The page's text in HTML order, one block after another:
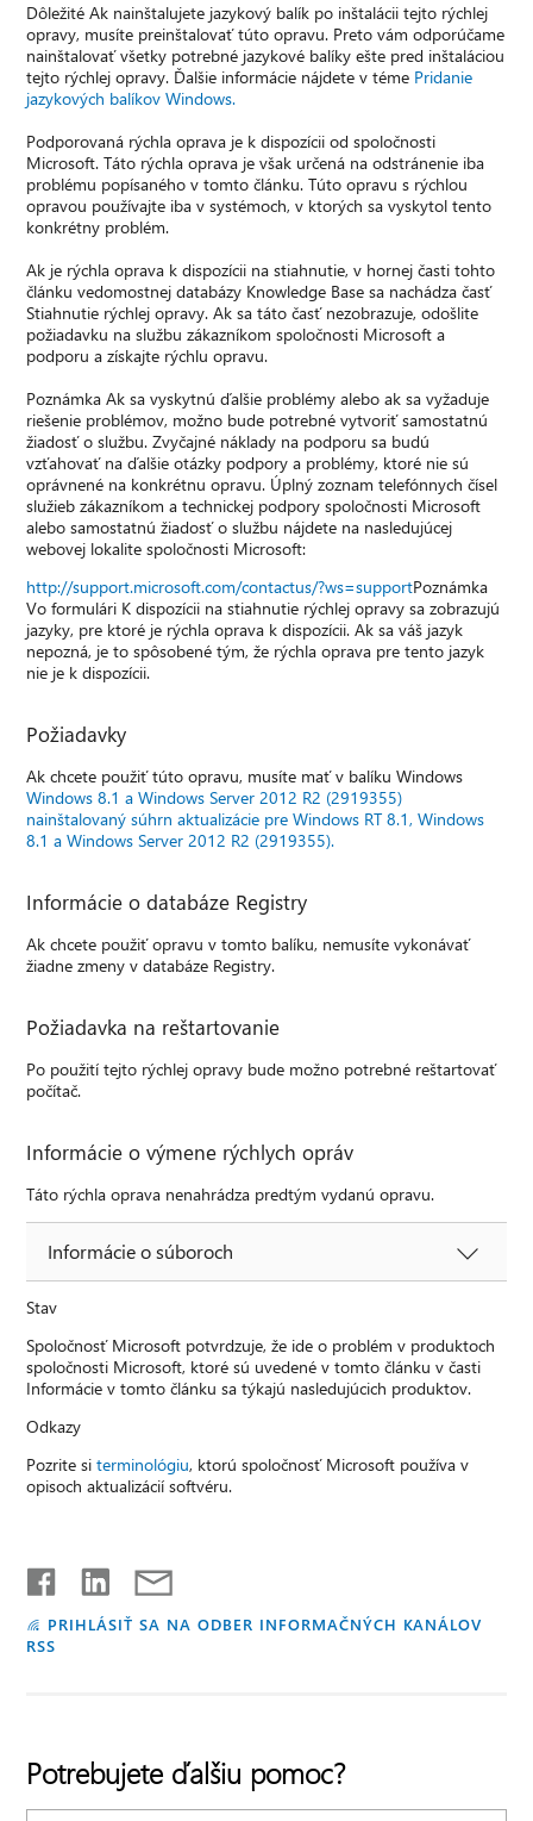
Dôležité Ak nainštalujete jazykový balík po inštalácii tejto rýchlej
opravy, musíte preinštalovať túto opravu. Preto vám odporúčame
nainštalovať všetky potrebné jazykové balíky ešte pred inštaláciou
tejto rýchlej opravy. Ďalšie informácie nájdete v téme Pridanie
jazykových balíkov Windows.
Podporovaná rýchla oprava je k dispozícii od spoločnosti
Microsoft. Táto rýchla oprava je však určená na odstránenie iba
problému popísaného v tomto článku. Túto opravu s rýchlou
opravou používajte iba v systémoch, v ktorých sa vyskytol tento
konkrétny problém.
Ak je rýchla oprava k dispozícii na stiahnutie, v hornej časti tohto
článku vedomostnej databázy Knowledge Base sa nachádza časť
Stiahnutie rýchlej opravy. Ak sa táto časť nezobrazuje, odošlite
požiadavku na službu zákazníkom spoločnosti Microsoft a
podporu a získajte rýchlu opravu.
Poznámka Ak sa vyskytnú ďalšie problémy alebo ak sa vyžaduje
riešenie problémov, možno bude potrebné vytvoriť samostatnú
žiadosť o službu. Zvyčajné náklady na podporu sa budú
vzťahovať na ďalšie otázky podpory a problémy, ktoré nie sú
oprávnené na konkrétnu opravu. Úplný zoznam telefónnych čísel
služieb zákazníkom a technickej podpory spoločnosti Microsoft
alebo samostatnú žiadosť o službu nájdete na nasledujúcej
webovej lokalite spoločnosti Microsoft:
http://support.microsoft.com/contactus/?ws=supportPoznámka
Vo formulári K dispozícii na stiahnutie rýchlej opravy sa zobrazujú
jazyky, pre ktoré je rýchla oprava k dispozícii. Ak sa váš jazyk
nepozná, je to spôsobené tým, že rýchla oprava pre tento jazyk
nie je k dispozícii.
Požiadavky
Ak chcete použiť túto opravu, musíte mať v balíku Windows
Windows 8.1 a Windows Server 2012 R2 (2919355)
nainštalovaný súhrn aktualizácie pre Windows RT 8.1, Windows
8.1 a Windows Server 2012 R2 (2919355).
Informácie o databáze Registry
Ak chcete použiť opravu v tomto balíku, nemusíte vykonávať
žiadne zmeny v databáze Registry.
Požiadavka na reštartovanie
Po použití tejto rýchlej opravy bude možno potrebné reštartovať
počítač.
Informácie o výmene rýchlych opráv
Táto rýchla oprava nenahrádza predtým vydanú opravu.
Informácie o súboroch
Stav
Spoločnosť Microsoft potvrdzuje, že ide o problém v produktoch
spoločnosti Microsoft, ktoré sú uvedené v tomto článku v časti
Informácie v tomto článku sa týkajú nasledujúcich produktov.
Odkazy
Pozrite siterminológiu, ktorú spoločnosť Microsoft používa v
opisoch aktualizácií softvéru.
PRIHLÁSIŤ SA NA ODBER INFORMAČNÝCH KANÁLOV
RSS
Potrebujete ďalšiu pomoc?